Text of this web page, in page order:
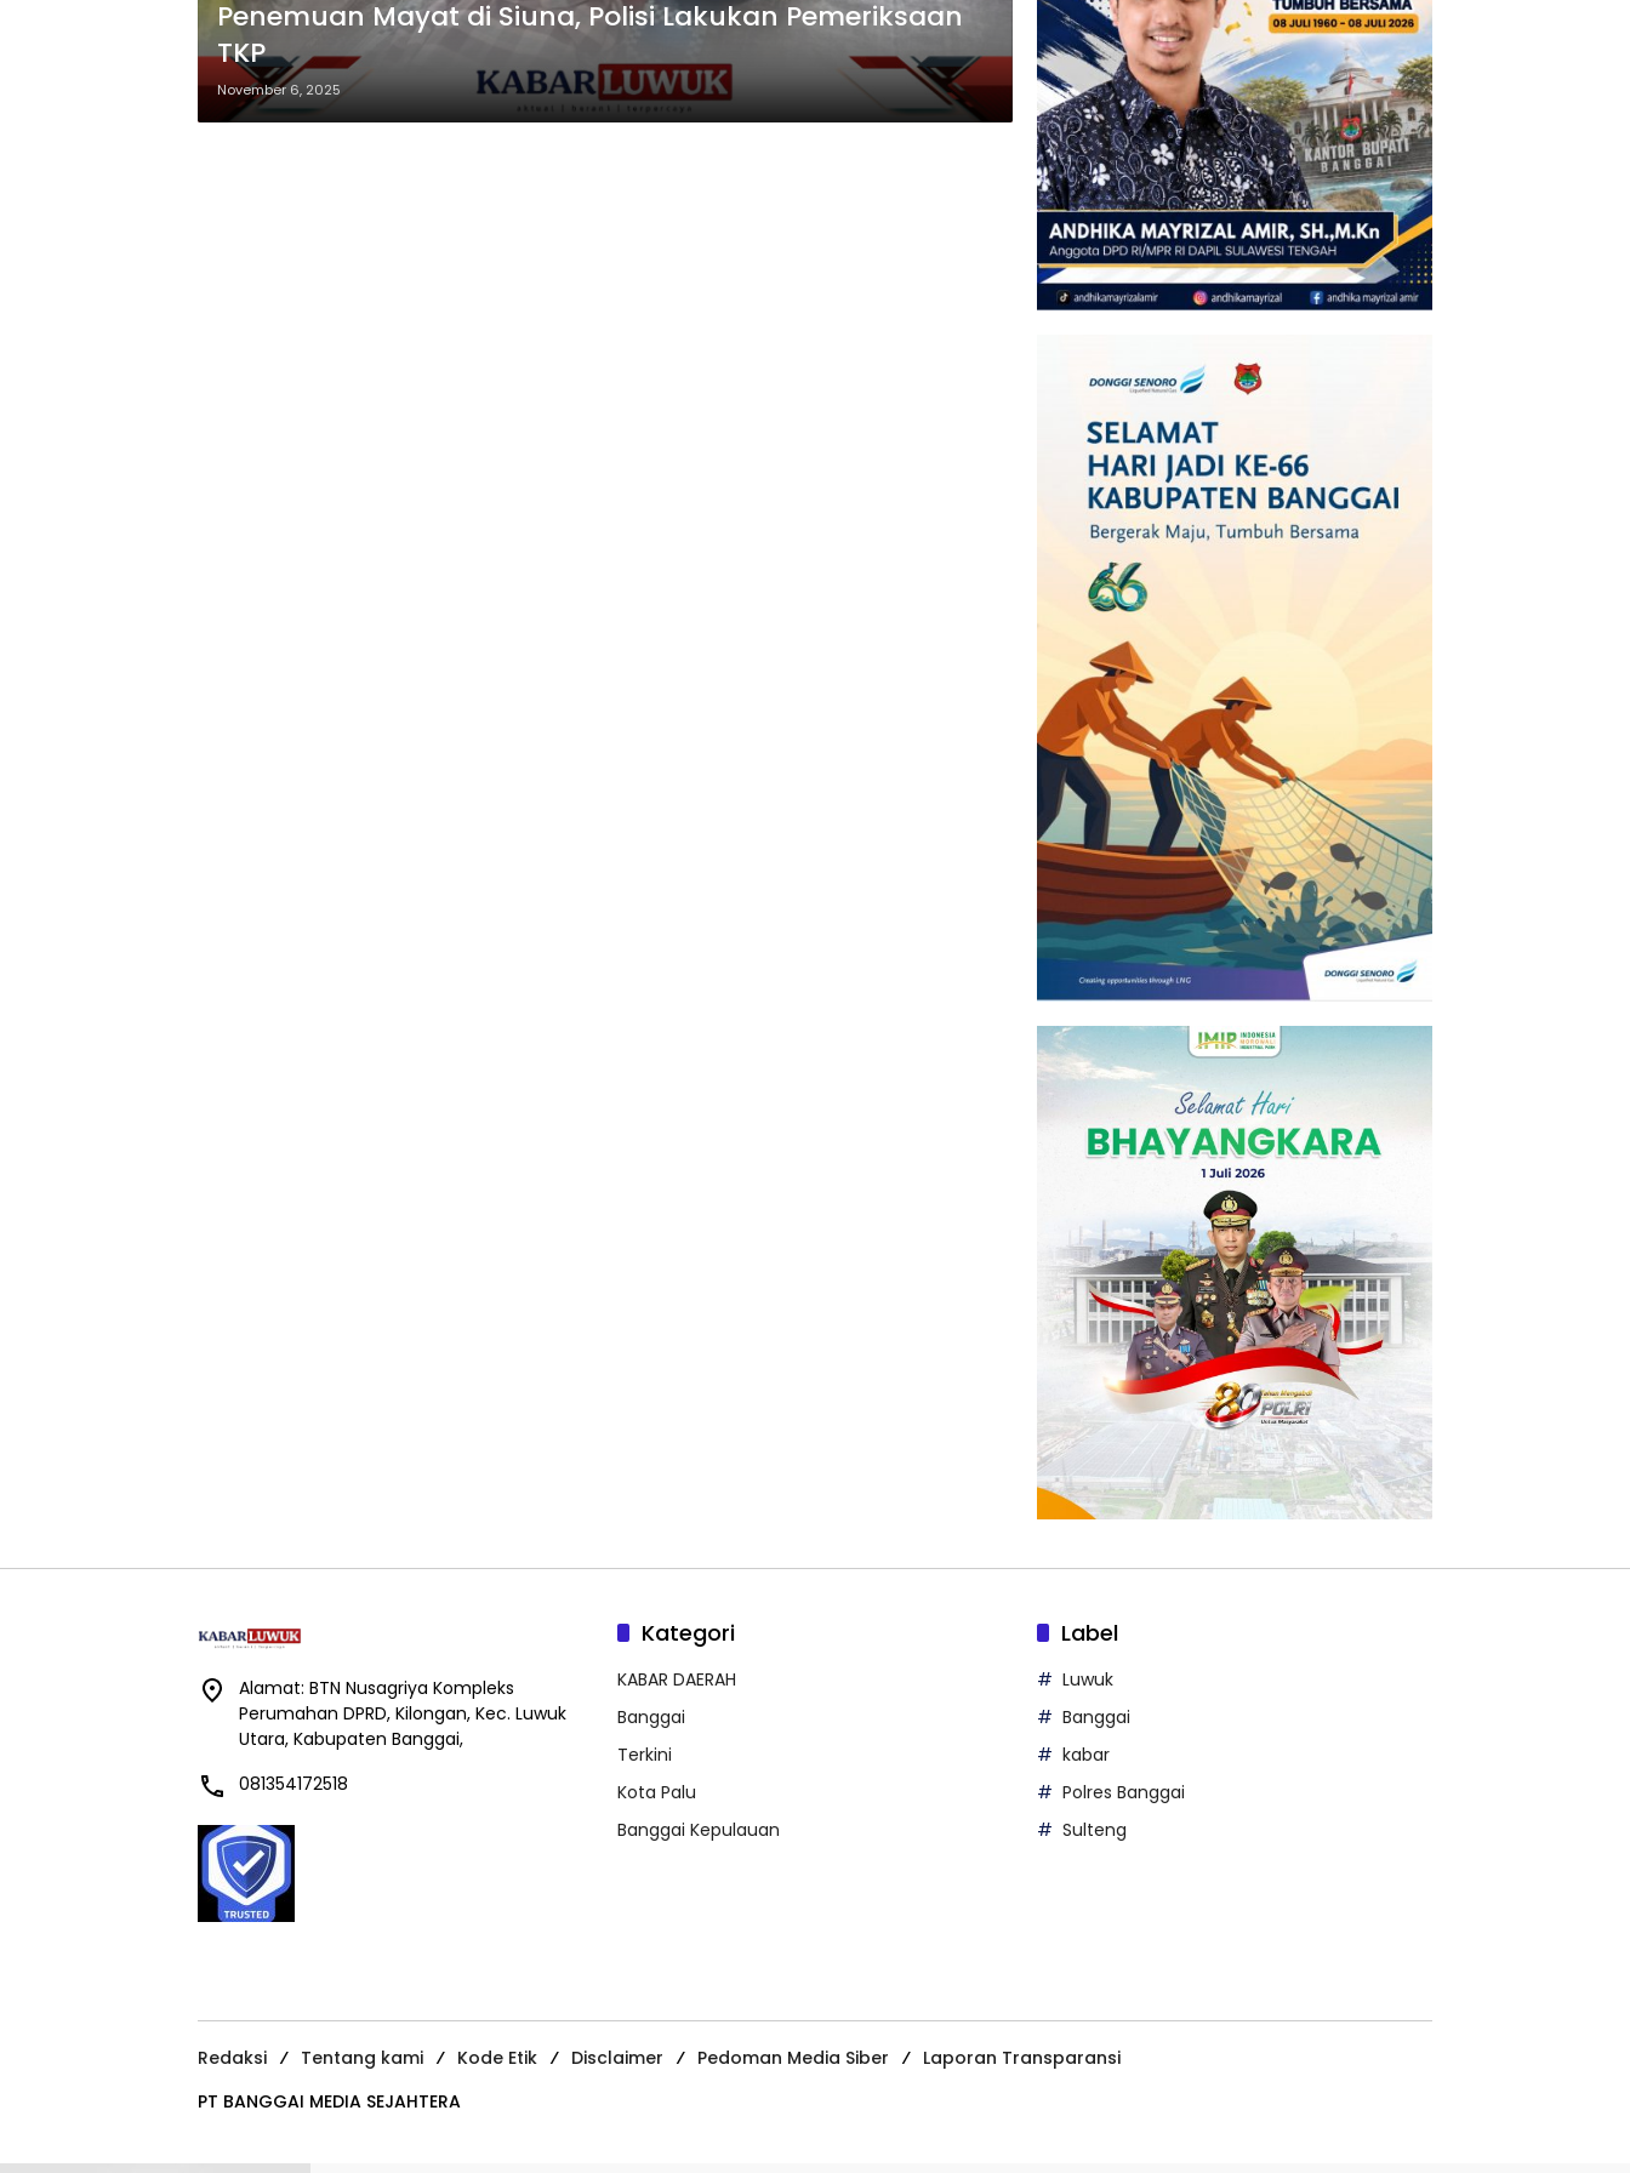
Penemuan Mayat di Siuna, Polisi Lakukan Pemeriksaan
TKP
November 6, 2025
Alamat: BTN Nusagriya Kompleks
Perumahan DPRD, Kilongan, Kec. Luwuk
Utara, Kabupaten Banggai,
081354172518
Kategori
KABAR DAERAH
Banggai
Terkini
Kota Palu
Banggai Kepulauan
Label
Luwuk
Banggai
kabar
Polres Banggai
Sulteng
Redaksi Tentang kami Kode Etik Disclaimer Pedoman Media Siber
Laporan Transparansi
PT BANGGAI MEDIA SEJAHTERA